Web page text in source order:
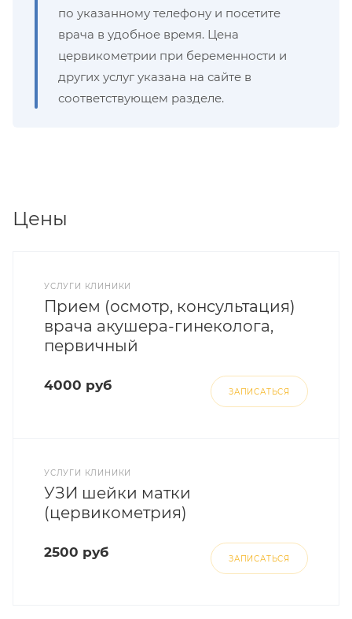
по указанному телефону и посетите
врача в удобное время. Цена
цервикометрии при беременности и
других услуг указана на сайте в
соответствующем разделе.
Цены
УСЛУГИ КЛИНИКИ
Прием (осмотр, консультация)
врача акушера-гинеколога,
первичный
4000 руб ЗАПИСАТЬСЯ
УСЛУГИ КЛИНИКИ
УЗИ шейки матки
(цервикометрия)
2500 руб ЗАПИСАТЬСЯ